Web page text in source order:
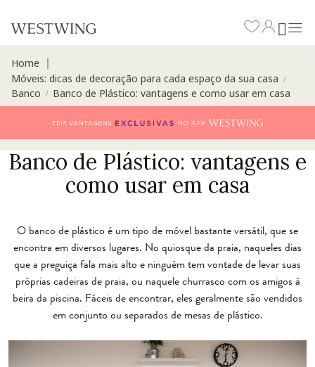
Home
Móveis: dicas de decoração para cada espaço da sua casa /
Banco / Banco de Plástico: vantagens e como usar em casa
Banco de Plástico: vantagens e
como usar em casa
O banco de plástico é um tipo de móvel bastante versátil, que se
encontra em diversos lugares. No quiosque da praia, naqueles dias
que a preguiça fala mais alto e ninguém tem vontade de levar suas
próprias cadeiras de praia, ou naquele churrasco com os amigos à
beira da piscina. Fáceis de encontrar, eles geralmente são vendidos
em conjunto ou separados de mesas de plástico.